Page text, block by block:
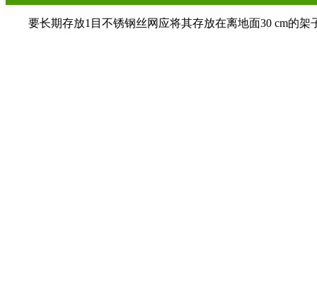
要长期存放1目不锈钢丝网应将其存放在离地面30 cm的架